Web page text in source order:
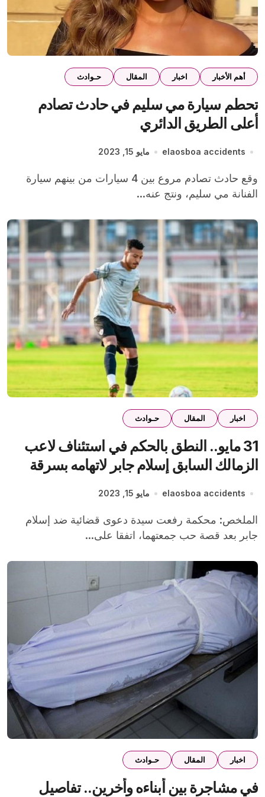
أهم الأخبار اخبار المقال حـوادث
تحطم سيارة مي سليم في حادث تصادم
أعلى الطريق الدائري
elaosboa accidents مايو 15, 2023
وقع حادث تصادم مروع بين 4 سيارات من بينهم سيارة
الفنانة مي سليم، ونتج عنه...
اخبار المقال حـوادث
31 مايو.. النطق بالحكم في استئناف لاعب
الزمالك السابق إسلام جابر لاتهامه بسرقة
elaosboa accidents مايو 15, 2023
الملخص: محكمة رفعت سيدة دعوى قضائية ضد إسلام
جابر بعد قصة حب جمعتهما، اتفقا على...
اخبار المقال حـوادث
في مشاجرة بين أبناءه وأخرين.. تفاصيل